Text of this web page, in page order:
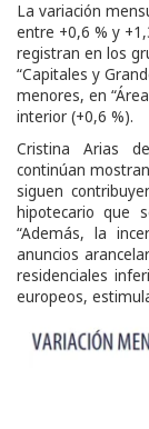
La variación
entre +0,6 % y
registran en los
“Capitales y
menores, en
interior (+0,6 %).
Cristina Arias
continúan
siguen
hipotecario que
“Además, la
anuncios
residenciales
europeos,